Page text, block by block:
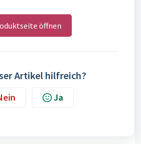
öffnen
Artikel hilfreich?
Ja